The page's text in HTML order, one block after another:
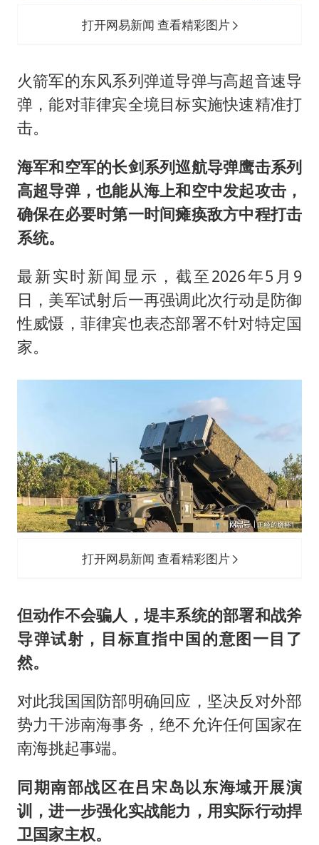
打开网易新闻 查看精彩图片
火箭军的东风系列弹道导弹与高超音速导
弹，能对菲律宾全境目标实施快速精准打
击。
海军和空军的长剑系列巡航导弹鹰击系列
高超导弹，也能从海上和空中发起攻击，
确保在必要时第一时间瘫痪敌方中程打击
系统。
最新实时新闻显示，截至2026年5月9
日，美军试射后一再强调此次行动是防御
性威慑，菲律宾也表态部署不针对特定国
家。
打开网易新闻 查看精彩图片
但动作不会骗人，堤丰系统的部署和战斧
导弹试射，目标直指中国的意图一目了
然。
对此我国国防部明确回应，坚决反对外部
势力干涉南海事务，绝不允许任何国家在
南海挑起事端。
同期南部战区在吕宋岛以东海域开展演
训，进一步强化实战能力，用实际行动捍
卫国家主权。